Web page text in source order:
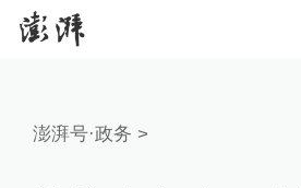
澎湃号·政务 >